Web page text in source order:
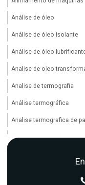
Análise de óleo
Análise de óleo isolante
Análise de óleo
Analise de oleo
Analise de termografia
Análise termográfica
Analise termografica de
Analise de vibração